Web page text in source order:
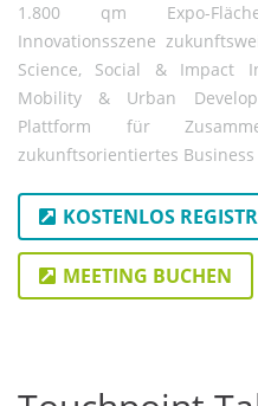
1.800 qm Expo-
Innovationsszene
Science, Social & Impact
Mobility & Urban
Plattform für
zukunftsorientiertes
KOSTENLOS
MEETING BUCHEN